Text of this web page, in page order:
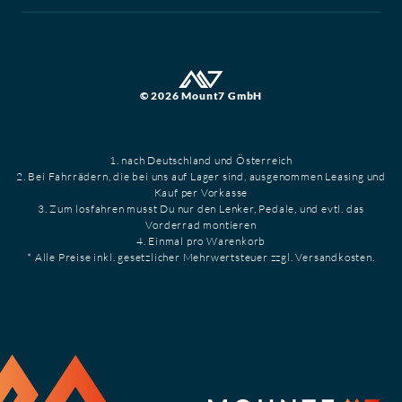
© 2026 Mount7 GmbH
1. nach Deutschland und Österreich
2. Bei Fahrrädern, die bei uns auf Lager sind, ausgenommen Leasing und
Kauf per Vorkasse
3. Zum losfahren musst Du nur den Lenker, Pedale, und evtl. das
Vorderrad montieren
4. Einmal pro Warenkorb
* Alle Preise inkl. gesetzlicher Mehrwertsteuer zzgl. Versandkosten.